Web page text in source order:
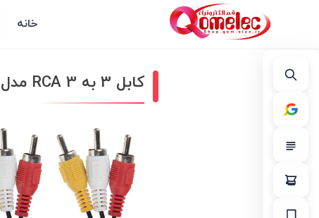
خانه
کابل 3 به 3 RCA مدل R3 طول 1 متر